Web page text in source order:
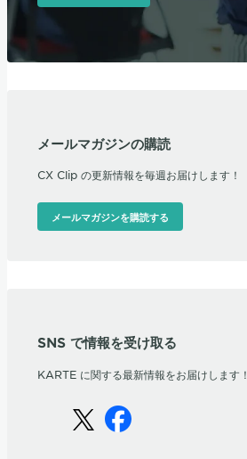
メールマガジンの購読
CX Clip の更新情報を毎週お届けします！
メールマガジンを購読する
SNS で情報を受け取る
KARTE に関する最新情報をお届けします！